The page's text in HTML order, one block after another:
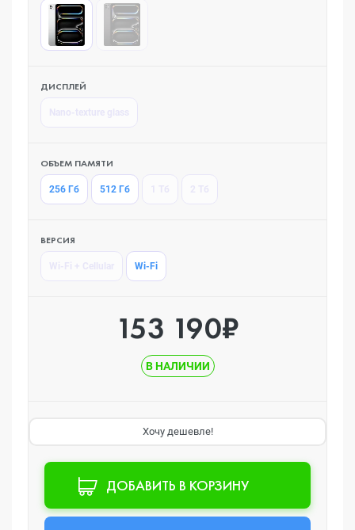
ДИСПЛЕЙ
ОБЪЕМ ПАМЯТИ
256 Гб 512 Гб
ВЕРСИЯ
Wi-Fi
153 190₽
В НАЛИЧИИ
Хочу дешевле!
ДОБАВИТЬ В КОРЗИНУ